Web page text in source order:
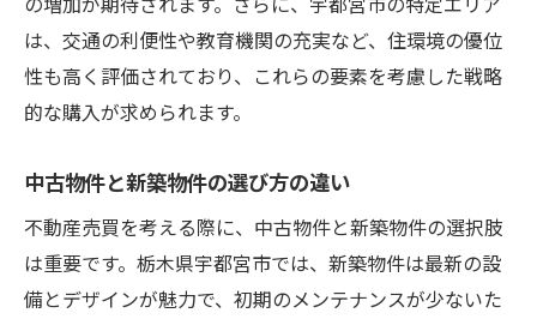
の増加が期待されます。さらに、宇都宮市の特定エリア
は、交通の利便性や教育機関の充実など、住環境の優位
性も高く評価されており、これらの要素を考慮した戦略
的な購入が求められます。
中古物件と新築物件の選び方の違い
不動産売買を考える際に、中古物件と新築物件の選択肢
は重要です。栃木県宇都宮市では、新築物件は最新の設
備とデザインが魅力で、初期のメンテナンスが少ないた